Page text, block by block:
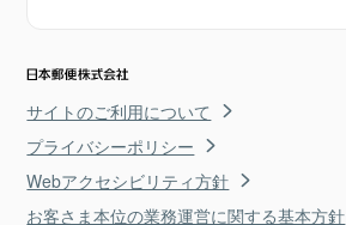
サイトのご利用について
プライバシーポリシー
Webアクセシビリティ方針
お客さま本位の業務運営に関する基本方針